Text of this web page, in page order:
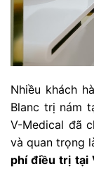
Nhiều khách
Blanc trị nám
V-Medical đã
và quan trọng
phí điều trị tại